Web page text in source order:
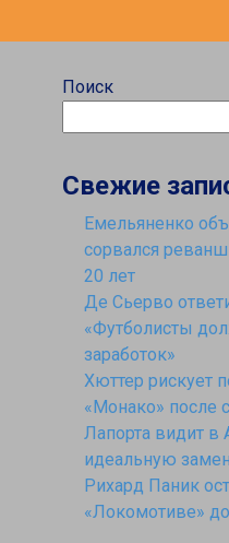
Поиск
Свежие
Емельяненко
сорвался
20 лет
Де Сьерво
«Футболисты
заработок»
Хюттер рискует
«Монако» после
Лапорта видит в
идеальную
Рихард Паник
«Локомотиве»